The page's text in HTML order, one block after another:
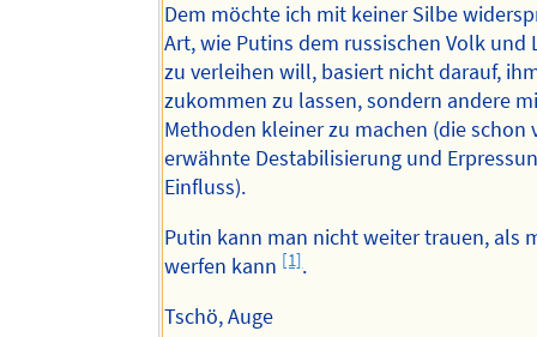
Dem möchte ich mit keiner Silbe
Art, wie Putins dem russischen Volk und
zu verleihen will, basiert nicht darauf,
zukommen zu lassen, sondern andere
Methoden kleiner zu machen (die schon
erwähnte Destabilisierung und
Einfluss).
Putin kann man nicht weiter trauen, als
werfen kann [1].
Tschö, Auge